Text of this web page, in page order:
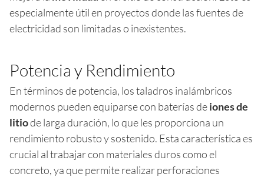
especialmente útil en proyectos donde las fuentes de
electricidad son limitadas o inexistentes.
Potencia y Rendimiento
En términos de potencia, los taladros inalámbricos
modernos pueden equiparse con baterías deiones de
litiode larga duración, lo que les proporciona un
rendimiento robusto y sostenido. Esta característica es
crucial al trabajar con materiales duros como el
concreto, ya que permite realizar perforaciones